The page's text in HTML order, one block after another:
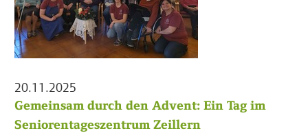
20.11.2025
Gemeinsam durch den Advent: Ein Tag im
Seniorentageszentrum Zeillern